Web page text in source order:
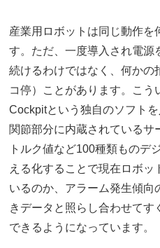
産業用ロボットは同じ動作を
す。ただ、一度導入され電源
続けるわけではなく、何かの
コ停）ことがあります。こう
Cockpitという独自のソフト
関節部分に内蔵されているサ
トルク値など100種類ものデ
える化することで現在ロボ
いるのか、アラーム発生傾向
きデータと照らし合わせて
できるようになっています。